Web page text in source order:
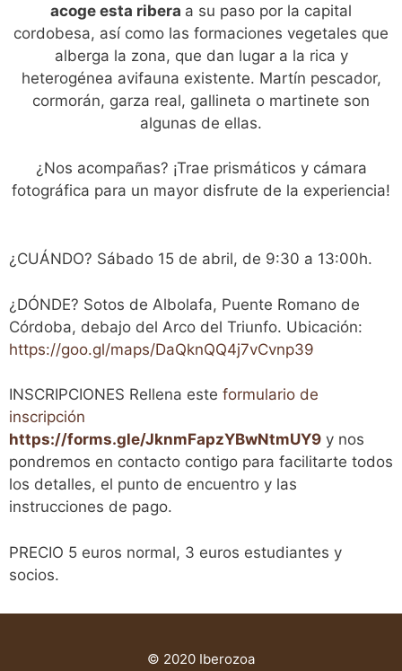
acoge esta ribera a su paso por la capital
cordobesa, así como las formaciones vegetales que
alberga la zona, que dan lugar a la rica y
heterogénea avifauna existente. Martín pescador,
cormorán, garza real, gallineta o martinete son
algunas de ellas.
¿Nos acompañas? ¡Trae prismáticos y cámara
fotográfica para un mayor disfrute de la experiencia!
¿CUÁNDO? Sábado 15 de abril, de 9:30 a 13:00h.
¿DÓNDE? Sotos de Albolafa, Puente Romano de
Córdoba, debajo del Arco del Triunfo. Ubicación:
https://goo.gl/maps/DaQknQQ4j7vCvnp39
INSCRIPCIONES Rellena este formulario de
inscripción
https://forms.gle/JknmFapzYBwNtmUY9 y nos
pondremos en contacto contigo para facilitarte todos
los detalles, el punto de encuentro y las
instrucciones de pago.
PRECIO 5 euros normal, 3 euros estudiantes y
socios.
© 2020 Iberozoa